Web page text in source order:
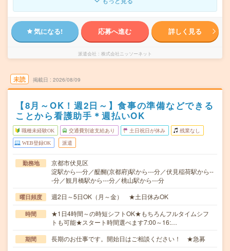
気になる! 応募へ進む 詳しく見る
派遣会社 株式会社ニッソーネット
未読 掲載日 2026/08/09
【8月～OK！週2日～】食事の準備などできる
ことから看護助手＊週払いOK
職種未経験OK 交通費別途支給あり 土日祝日が休み 残業なし
WEB登録OK 派遣
勤務地
京都市伏見区
淀駅から---分／醍醐(京都府)駅から---分／伏見稲荷駅から--
-分／観月橋駅から---分／桃山駅から---分
曜日頻度 週2日～5日OK（月～金） ★土日休みOK
時間
★1日4時間～の時短シフトOK★もちろんフルタイムシフ
トも可能★スタート時間選べます7:00～16:…
期間 長期のお仕事です。開始日はご相談ください！ ★急募